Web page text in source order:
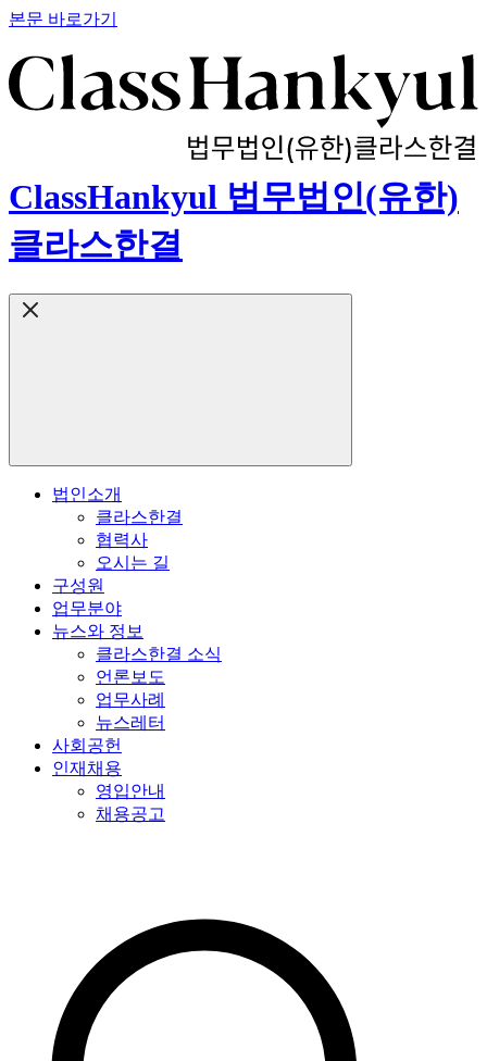
본문 바로가기
ClassHankyul 법무법인(유한)
클라스한결
법인소개
클라스한결
협력사
오시는 길
구성원
업무분야
뉴스와 정보
클라스한결 소식
언론보도
업무사례
뉴스레터
사회공헌
인재채용
영입안내
채용공고